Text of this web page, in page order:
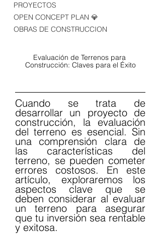
PROYECTOS
OPEN CONCEPT PLAN 💎
OBRAS DE CONSTRUCCION
Evaluación de Terrenos para
Construcción: Claves para el Éxito
Cuando se trata de
desarrollar un proyecto de
construcción, la evaluación
del terreno es esencial. Sin
una comprensión clara de
las características del
terreno, se pueden cometer
errores costosos. En este
artículo, exploraremos los
aspectos clave que se
deben considerar al evaluar
un terreno para asegurar
que tu inversión sea rentable
y exitosa.